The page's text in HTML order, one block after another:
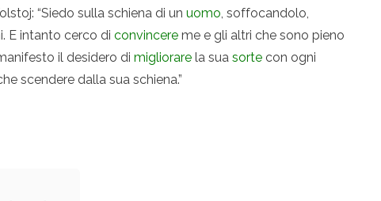
“Siedo sulla schiena di un uomo, soffocandolo,
E intanto cerco di convincere me e gli altri che sono pieno
il desidero di migliorare la sua sorte con ogni
scendere dalla sua schiena.”